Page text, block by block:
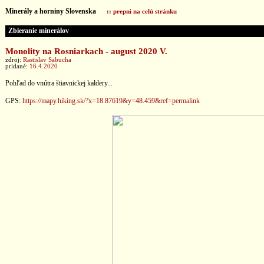
Minerály a horniny Slovenska :: prepni na celú stránku
Zbieranie minerálov
Monolity na Rosniarkach - august 2020 V.
zdroj: Rastislav Sabucha
pridané: 16.4.2020
Pohľad do vnútra štiavnickej kaldery...
GPS: https://mapy.hiking.sk/?x=18.87619&y=48.459&ref=permalink